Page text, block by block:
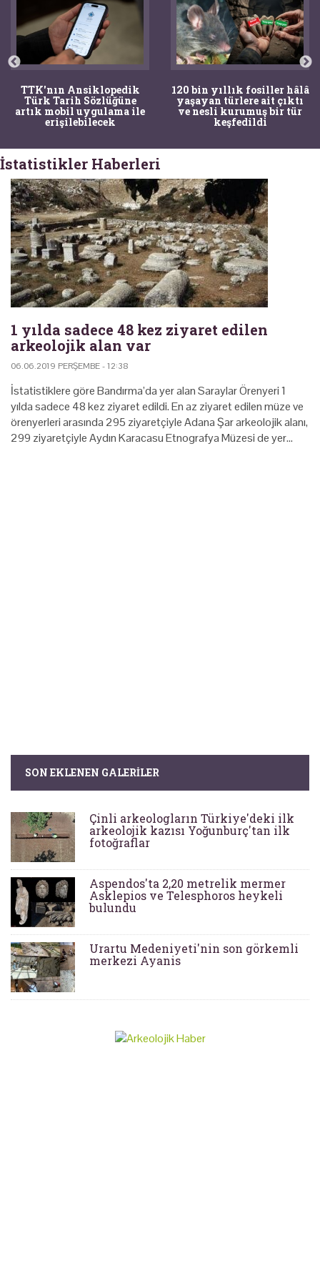
TTK'nın Ansiklopedik
Türk Tarih Sözlüğüne
artık mobil uygulama ile
erişilebilecek
120 bin yıllık fosiller hâlâ
yaşayan türlere ait çıktı
ve nesli kurumuş bir tür
keşfedildi
İstatistikler Haberleri
1 yılda sadece 48 kez ziyaret edilen
arkeolojik alan var
06.06.2019 PERŞEMBE - 12:38
İstatistiklere göre Bandırma’da yer alan Saraylar Örenyeri 1
yılda sadece 48 kez ziyaret edildi. En az ziyaret edilen müze ve
örenyerleri arasında 295 ziyaretçiyle Adana Şar arkeolojik alanı,
299 ziyaretçiyle Aydın Karacasu Etnografya Müzesi de yer…
SON EKLENEN GALERILER
Çinli arkeologların Türkiye'deki ilk
arkeolojik kazısı Yoğunburç'tan ilk
fotoğraflar
Aspendos'ta 2,20 metrelik mermer
Asklepios ve Telesphoros heykeli
bulundu
Urartu Medeniyeti'nin son görkemli
merkezi Ayanis